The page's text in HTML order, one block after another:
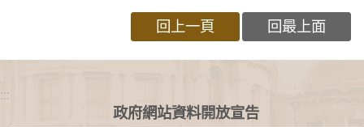
回上一頁 回最上面
:::
政府網站資料開放宣告